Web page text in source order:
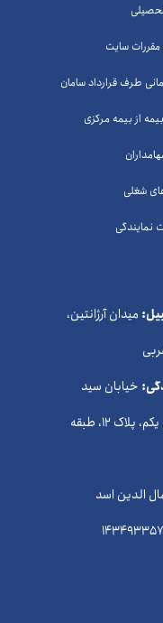
سایت
طرف قرارداد سامان
از بیمه مرکزی
شغلی
نمایندگی
میدان آرژانتین،
خیابان سید
حسن نصرالله (وزراء) ، خیابان یکم، پلاک 12، طبقه
الدین اسد